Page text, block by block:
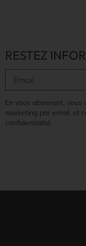
RESTEZ
En vous abonnant,
marketing par email, et
confidentialité.